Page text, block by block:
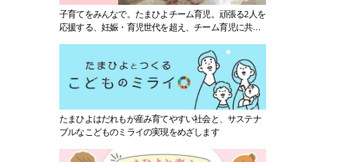
子育てをみんなで。たまひよチーム育児。頑張る2人を
応援する、妊娠・育児世代を超え、チーム育児に共感
たまひよはだれもが産み育てやすい社会と、サステナ
ブルなこどものミライの実現をめざします